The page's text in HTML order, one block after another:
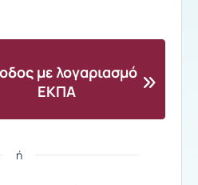
με λογαριασμό
ΕΚΠΑ
ή